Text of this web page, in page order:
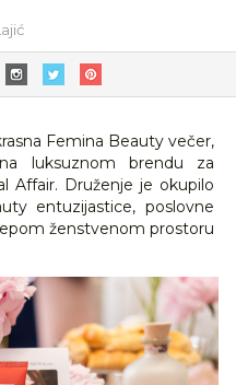
Femina Beauty večer,
luksuznom brendu za
Affair. Druženje je okupilo
entuzijastice, poslovne
ženstvenom prostoru